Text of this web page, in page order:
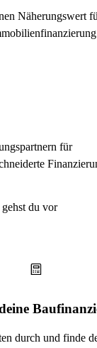
Näherungswert
für
gehst du vor
durch und finde